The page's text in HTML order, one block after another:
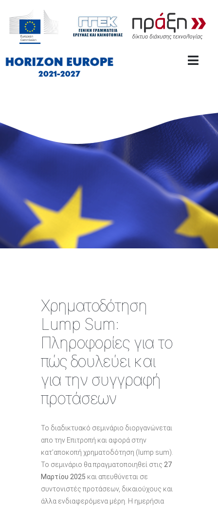
Χρηματοδότηση
Lump Sum:
Πληροφορίες για το
πώς δουλεύει και
για την συγγραφή
προτάσεων
Το διαδικτυακό σεμινάριο διοργανώνεται
απο την Επιτροπή και αφορά στην
κατ’αποκοπή χρηματοδότηση (lump sum).
Το σεμινάριο θα πραγματοποιηθεί στις 27
Μαρτίου 2025 και απευθύνεται σε
συντονιστές προτάσεων, δικαιούχους και
άλλα ενδιαφερόμενα μέρη . Η ημερήσια